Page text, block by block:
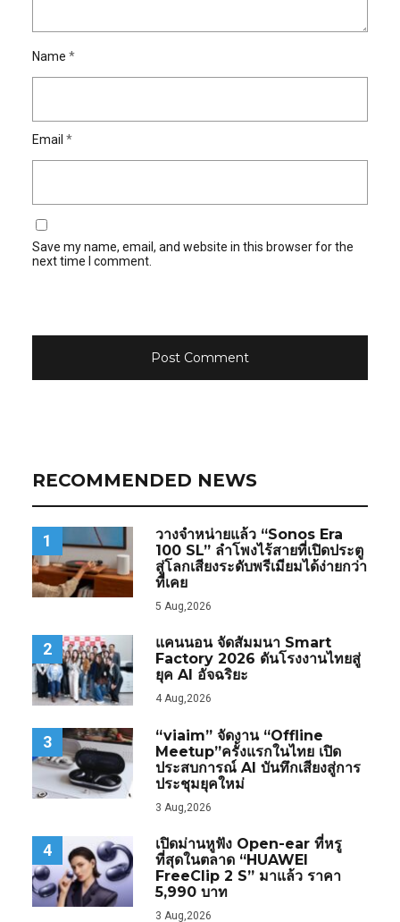
Name *
Email *
Save my name, email, and website in this browser for the
next time I comment.
RECOMMENDED NEWS
1
วางจำหน่ายแล้ว “Sonos Era
100 SL” ลำโพงไร้สายที่เปิดประตู
สู่โลกเสียงระดับพรีเมียมได้ง่ายกว่า
ที่เคย
5 Aug,2026
2
แคนนอน จัดสัมมนา Smart
Factory 2026 ดันโรงงานไทยสู่
ยุค AI อัจฉริยะ
4 Aug,2026
3
“viaim” จัดงาน “Offline
Meetup”ครั้งแรกในไทย เปิด
ประสบการณ์ AI บันทึกเสียงสู่การ
ประชุมยุคใหม่
3 Aug,2026
4
เปิดม่านหูฟัง Open-ear ที่หรู
ที่สุดในตลาด “HUAWEI
FreeClip 2 S” มาแล้ว ราคา
5,990 บาท
3 Aug,2026